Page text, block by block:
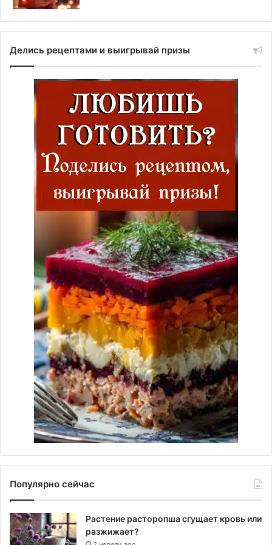
Делись рецептами и выигрывай призы
Популярно сейчас
Растение расторопша сгущает кровь или
разжижает?